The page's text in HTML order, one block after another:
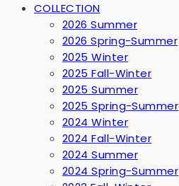
COLLECTION
2026 Summer
2026 Spring-Summer
2025 Winter
2025 Fall-Winter
2025 Summer
2025 Spring-Summer
2024 Winter
2024 Fall-Winter
2024 Summer
2024 Spring-Summer